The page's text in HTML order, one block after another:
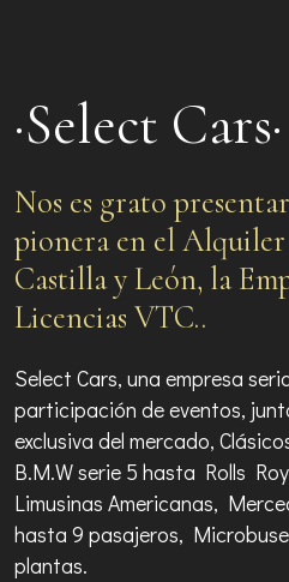
·Select Cars·
Nos es grato
pionera en el
Castilla y León, la
Licencias VTC..
Select Cars, una empresa
participación de eventos,
exclusiva del mercado,
B.M.W serie 5 hasta Rolls
Limusinas Americanas,
hasta 9 pasajeros,
plantas.